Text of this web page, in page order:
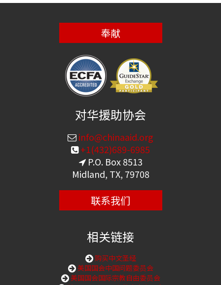
奉献
对华援助协会
info@chinaaid.org
+1(432)689-6985
P.O. Box 8513
Midland, TX, 79708
联系我们
相关链接
购买中文圣经
美国国会中国问题委员会
美国国会国际宗教自由委员会